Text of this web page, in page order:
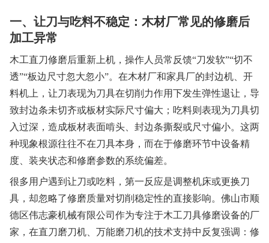
一、让刀与吃料不稳定：木材厂常见的修磨后
加工异常
木工直刀修磨后重新上机，操作人员常反馈“刀发软”“切不
透”“板边尺寸忽大忽小”。在木材厂和家具厂的封边机、开
料机上，让刀表现为刀具在切削力作用下发生弹性退让，导
致封边条未切齐或板材实际尺寸偏大；吃料则表现为刀具切
入过深，造成板材表面啃头、封边条撕裂或尺寸偏小。这两
种现象根源往往不在刀具本身，而在于修磨环节中设备精
度、装夹状态和修磨参数的系统偏差。
很多用户遇到让刀或吃料，第一反应是调整机床或更换刀
具，却忽略了修磨质量对切削稳定性的直接影响。佛山市顺
德区伟志豪机械有限公司作为专注于木工刀具修磨设备的厂
家，在直刀磨刀机、万能磨刀机的技术支持中反复强调：修